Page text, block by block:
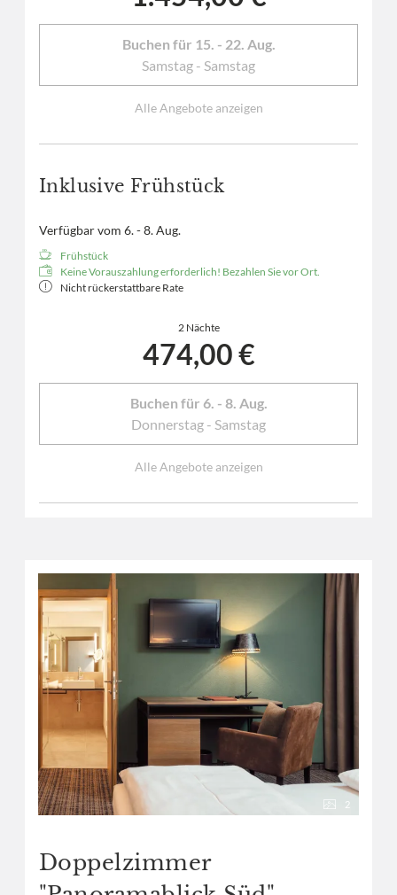
Buchen für 15. - 22. Aug.
Samstag - Samstag
Alle Angebote anzeigen
Inklusive Frühstück
Verfügbar vom 6. - 8. Aug.
Frühstück
Keine Vorauszahlung erforderlich! Bezahlen Sie vor Ort.
Nicht rückerstattbare Rate
2 Nächte
474,00 €
Buchen für 6. - 8. Aug.
Donnerstag - Samstag
Alle Angebote anzeigen
2
Doppelzimmer